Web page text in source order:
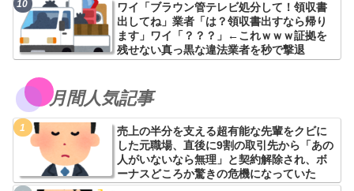
ワイ「ブラウン管テレビ処分して！領収書
出してね」業者「は？領収書出すなら帰り
ます」ワイ「？？？」←これｗｗｗ証拠を
残せない真っ黒な違法業者を秒で撃退
月間人気記事
売上の半分を支える超有能な先輩をクビに
した元職場、直後に9割の取引先から「あの
人がいないなら無理」と契約解除され、ボ
ーナスどころか驚きの危機になっていた